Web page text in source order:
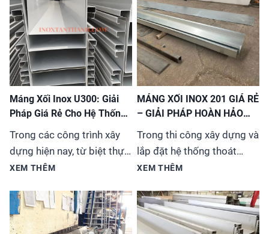
Máng Xối Inox U300: Giải
Pháp Giá Rẻ Cho Hệ Thống
Trong các công trình xây
dựng hiện nay, từ biệt thự,
nhà phố đến các tòa nhà
thống máng xối (hay còn
gọi là ống thoát nước
XEM THÊM
MÁNG XỐI INOX 201 GIÁ RẺ
– GIẢI PHÁP HOÀN HẢO
CHO MỌI CÔNG TRÌNH
Trong thi công xây dựng và
lắp đặt hệ thống thoát
nước, việc lựa chọn vật liệu
lượng vừa tiết kiệm chi phí
luôn là ưu tiên hàng
XEM THÊM